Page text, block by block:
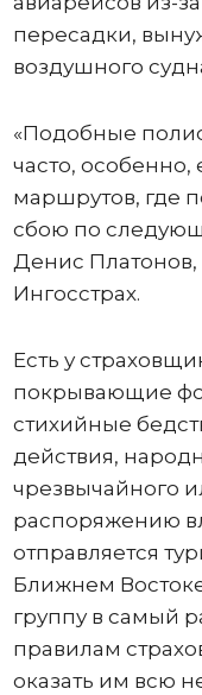
пересадки,
воздушного
«Подобные
часто, особенно,
маршрутов, где
сбою по
Денис Платонов,
Ингосстрах.
Есть у
покрывающие
стихийные
действия,
чрезвычайного
распоряжению
отправляется
Ближнем
группу в самый
правилам
оказать им всю